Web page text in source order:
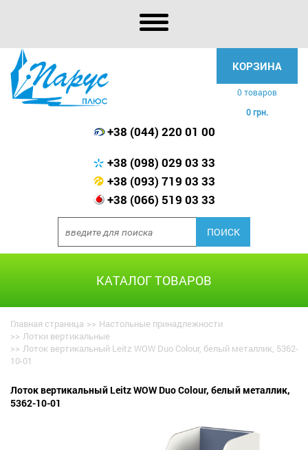
КОРЗИНА
0 товаров
0 грн.
+38 (044) 220 01 00
+38 (098) 029 03 33
+38 (093) 719 03 33
+38 (066) 519 03 33
КАТАЛОГ ТОВАРОВ
Главная страница >> Настольные принадлежности
>> Лотки вертикальные
>> Лоток вертикальный Leitz WOW Duo Colour, белый металлик, 5362-
10-01
Лоток вертикальный Leitz WOW Duo Colour, белый металлик,
5362-10-01